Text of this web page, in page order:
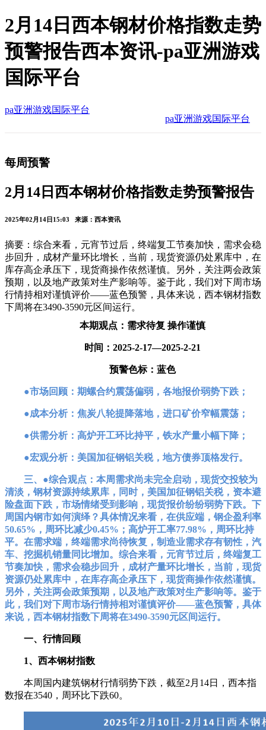
2月14日西本钢材价格指数走势
预警报告西本资讯-pa亚洲游戏
国际平台
pa亚洲游戏国际平台
pa亚洲游戏国际平台
每周预警
2月14日西本钢材价格指数走势预警报告
2025年02月14日15:03 来源：西本资讯
摘要：综合来看，元宵节过后，终端复工节奏加快，需求会稳
步回升，成材产量环比增长，当前，现货资源仍处累库中，在
库存高企承压下，现货商操作依然谨慎。另外，关注两会政策
预期，以及地产政策对生产影响等。鉴于此，我们对下周市场
行情持相对谨慎评价——蓝色预警，具体来说，西本钢材指数
下周将在3490-3590元区间运行。
本期观点：需求待复 操作谨慎
时间：2025-2-17—2025-2-21
预警色标：蓝色
●市场回顾：期螺合约震荡偏弱，各地报价弱势下跌；
●成本分析：焦炭八轮提降落地，进口矿价窄幅震荡；
●供需分析：高炉开工环比持平，铁水产量小幅下降；
●宏观分析：美国加征钢铝关税，地方债券顶格发行。
三、●综合观点：本周需求尚未完全启动，现货交投较为
清淡，钢材资源持续累库，同时，美国加征钢铝关税，资本避
险盘面下跌，市场情绪受到影响，现货报价纷纷弱势下跌。下
周国内钢市如何演绎？具体情况来看，在供应端，钢企盈利率
50.65%，周环比减少0.45%；高炉开工率77.98%，周环比持
平。在需求端，终端需求尚待恢复，制造业需求存有韧性，汽
车、挖掘机销量同比增加。综合来看，元宵节过后，终端复工
节奏加快，需求会稳步回升，成材产量环比增长，当前，现货
资源仍处累库中，在库存高企承压下，现货商操作依然谨慎。
另外，关注两会政策预期，以及地产政策对生产影响等。鉴于
此，我们对下周市场行情持相对谨慎评价——蓝色预警，具体
来说，西本钢材指数下周将在3490-3590元区间运行。
一、行情回顾
1、西本钢材指数
本周国内建筑钢材行情弱势下跌，截至2月14日，西本指
数报在3540，周环比下跌60。